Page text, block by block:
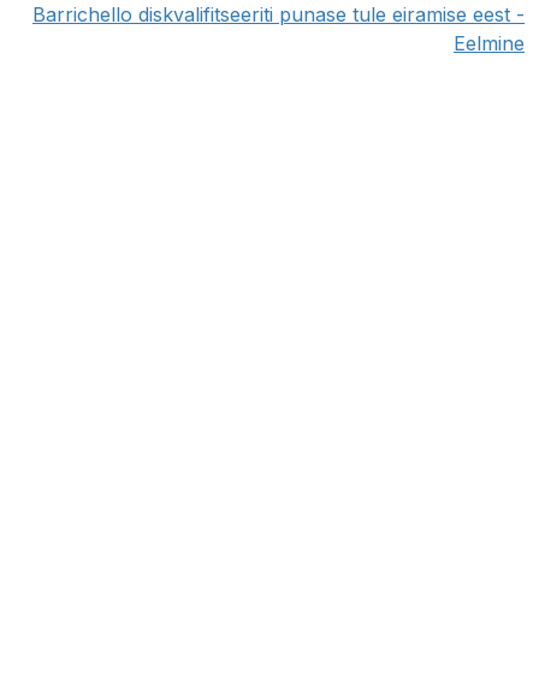
Barrichello diskvalifitseeriti punase tule eiramise eest -
Eelmine